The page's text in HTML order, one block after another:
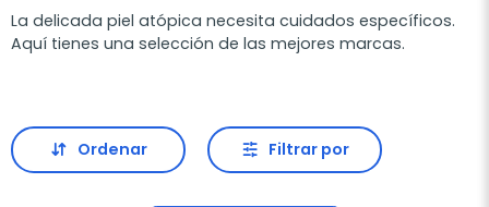
La delicada piel atópica necesita cuidados específicos.
Aquí tienes una selección de las mejores marcas.
Ordenar Filtrar por